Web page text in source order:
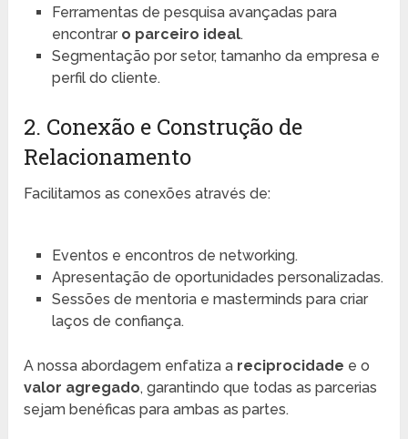
Ferramentas de pesquisa avançadas para
encontrar o parceiro ideal.
Segmentação por setor, tamanho da empresa e
perfil do cliente.
2. Conexão e Construção de
Relacionamento
Facilitamos as conexões através de:
Eventos e encontros de networking.
Apresentação de oportunidades personalizadas.
Sessões de mentoria e masterminds para criar
laços de confiança.
A nossa abordagem enfatiza a reciprocidade e o
valor agregado, garantindo que todas as parcerias
sejam benéficas para ambas as partes.